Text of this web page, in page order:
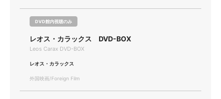
DVD館内視聴のみ
レオス・カラックス DVD-BOX
Leos Carax DVD-BOX
レオス・カラックス
外国映画/Foreign Film